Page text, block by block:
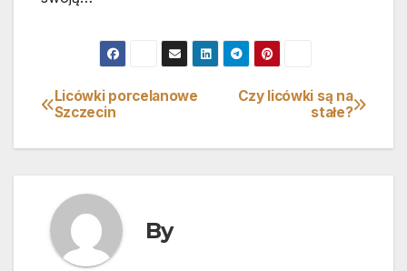
Nawigacja
wpisu
Czy licówki są na
stałe?
Licówki porcelanowe
Szczecin
By